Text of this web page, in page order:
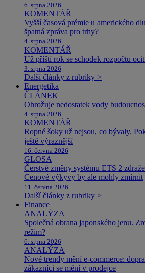
6. srpna 2026
KOMENTÁŘ
Vyšší časová prémie u amerického
špatná zpráva pro trhy?
4. srpna 2026
KOMENTÁŘ
Už příští rok se schodek rozpočtu
3. srpna 2026
Další články z rubriky >
Energetika
ČLÁNEK
Ohrožuje nedostatek vody
4. srpna 2026
KOMENTÁŘ
Ropné šoky už nejsou, co bývaly.
ještě výraznější
16. června 2026
GLOSA
Čerstvé změny systému ETS 2
Cenové výkyvy by ale mohly zmírnit
11. června 2026
Další články z rubriky >
Finance
ANALÝZA
Společná obrana japonského jenu.
režim?
6. srpna 2026
ANALÝZA
Nové trendy mění e-commerce:
zákazníci se mění v prodejce